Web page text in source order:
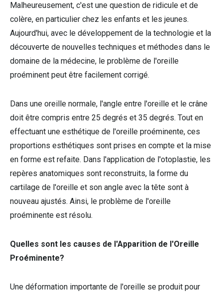
Malheureusement, c'est une question de ridicule et de
colère, en particulier chez les enfants et les jeunes.
Aujourd'hui, avec le développement de la technologie et la
découverte de nouvelles techniques et méthodes dans le
domaine de la médecine, le problème de l'oreille
proéminent peut être facilement corrigé.
Dans une oreille normale, l'angle entre l'oreille et le crâne
doit être compris entre 25 degrés et 35 degrés. Tout en
effectuant une esthétique de l'oreille proéminente, ces
proportions esthétiques sont prises en compte et la mise
en forme est refaite. Dans l'application de l'otoplastie, les
repères anatomiques sont reconstruits, la forme du
cartilage de l'oreille et son angle avec la tête sont à
nouveau ajustés. Ainsi, le problème de l'oreille
proéminente est résolu.
Quelles sont les causes de l'Apparition de l'Oreille
Proéminente?
Une déformation importante de l'oreille se produit pour